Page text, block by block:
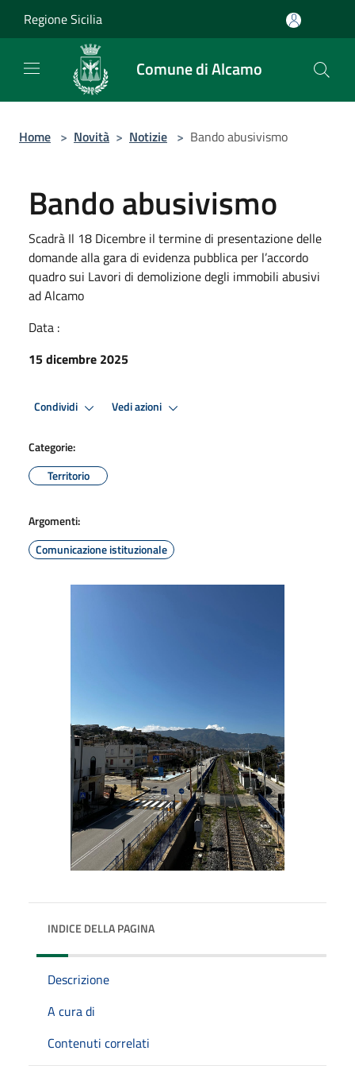
Regione Sicilia
Comune di Alcamo
Home > Novità > Notizie > Bando abusivismo
Bando abusivismo
Scadrà Il 18 Dicembre il termine di presentazione delle
domande alla gara di evidenza pubblica per l’accordo
quadro sui Lavori di demolizione degli immobili abusivi
ad Alcamo
Data :
15 dicembre 2025
Condividi Vedi azioni
Categorie:
Territorio
Argomenti:
Comunicazione istituzionale
INDICE DELLA PAGINA
Descrizione
A cura di
Contenuti correlati